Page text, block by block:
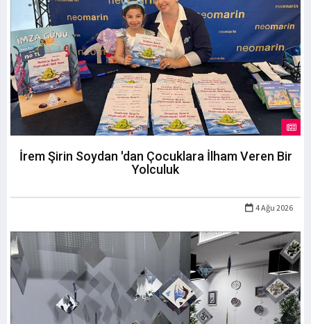
İrem Şirin Soydan 'dan Çocuklara İlham Veren Bir
Yolculuk
4 Ağu 2026